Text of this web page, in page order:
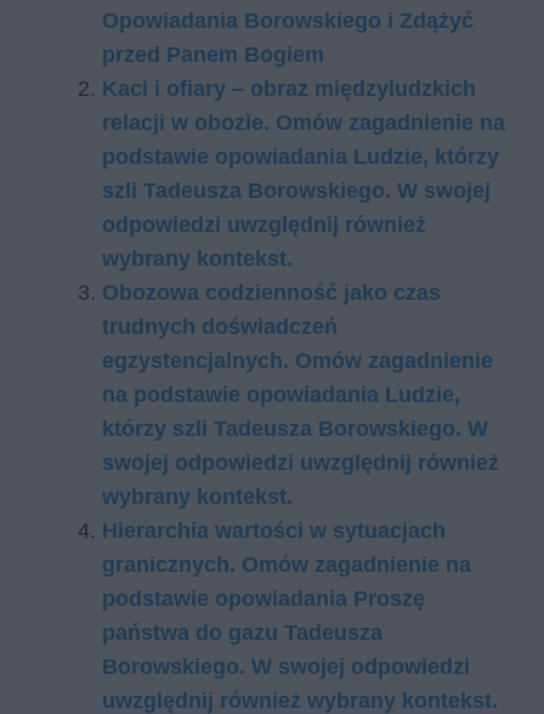
Opowiadania Borowskiego i Zdążyć
przed Panem Bogiem
Kaci i ofiary – obraz międzyludzkich
relacji w obozie. Omów zagadnienie na
podstawie opowiadania Ludzie, którzy
szli Tadeusza Borowskiego. W swojej
odpowiedzi uwzględnij również
wybrany kontekst.
Obozowa codzienność jako czas
trudnych doświadczeń
egzystencjalnych. Omów zagadnienie
na podstawie opowiadania Ludzie,
którzy szli Tadeusza Borowskiego. W
swojej odpowiedzi uwzględnij również
wybrany kontekst.
Hierarchia wartości w sytuacjach
granicznych. Omów zagadnienie na
podstawie opowiadania Proszę
państwa do gazu Tadeusza
Borowskiego. W swojej odpowiedzi
uwzględnij również wybrany kontekst.